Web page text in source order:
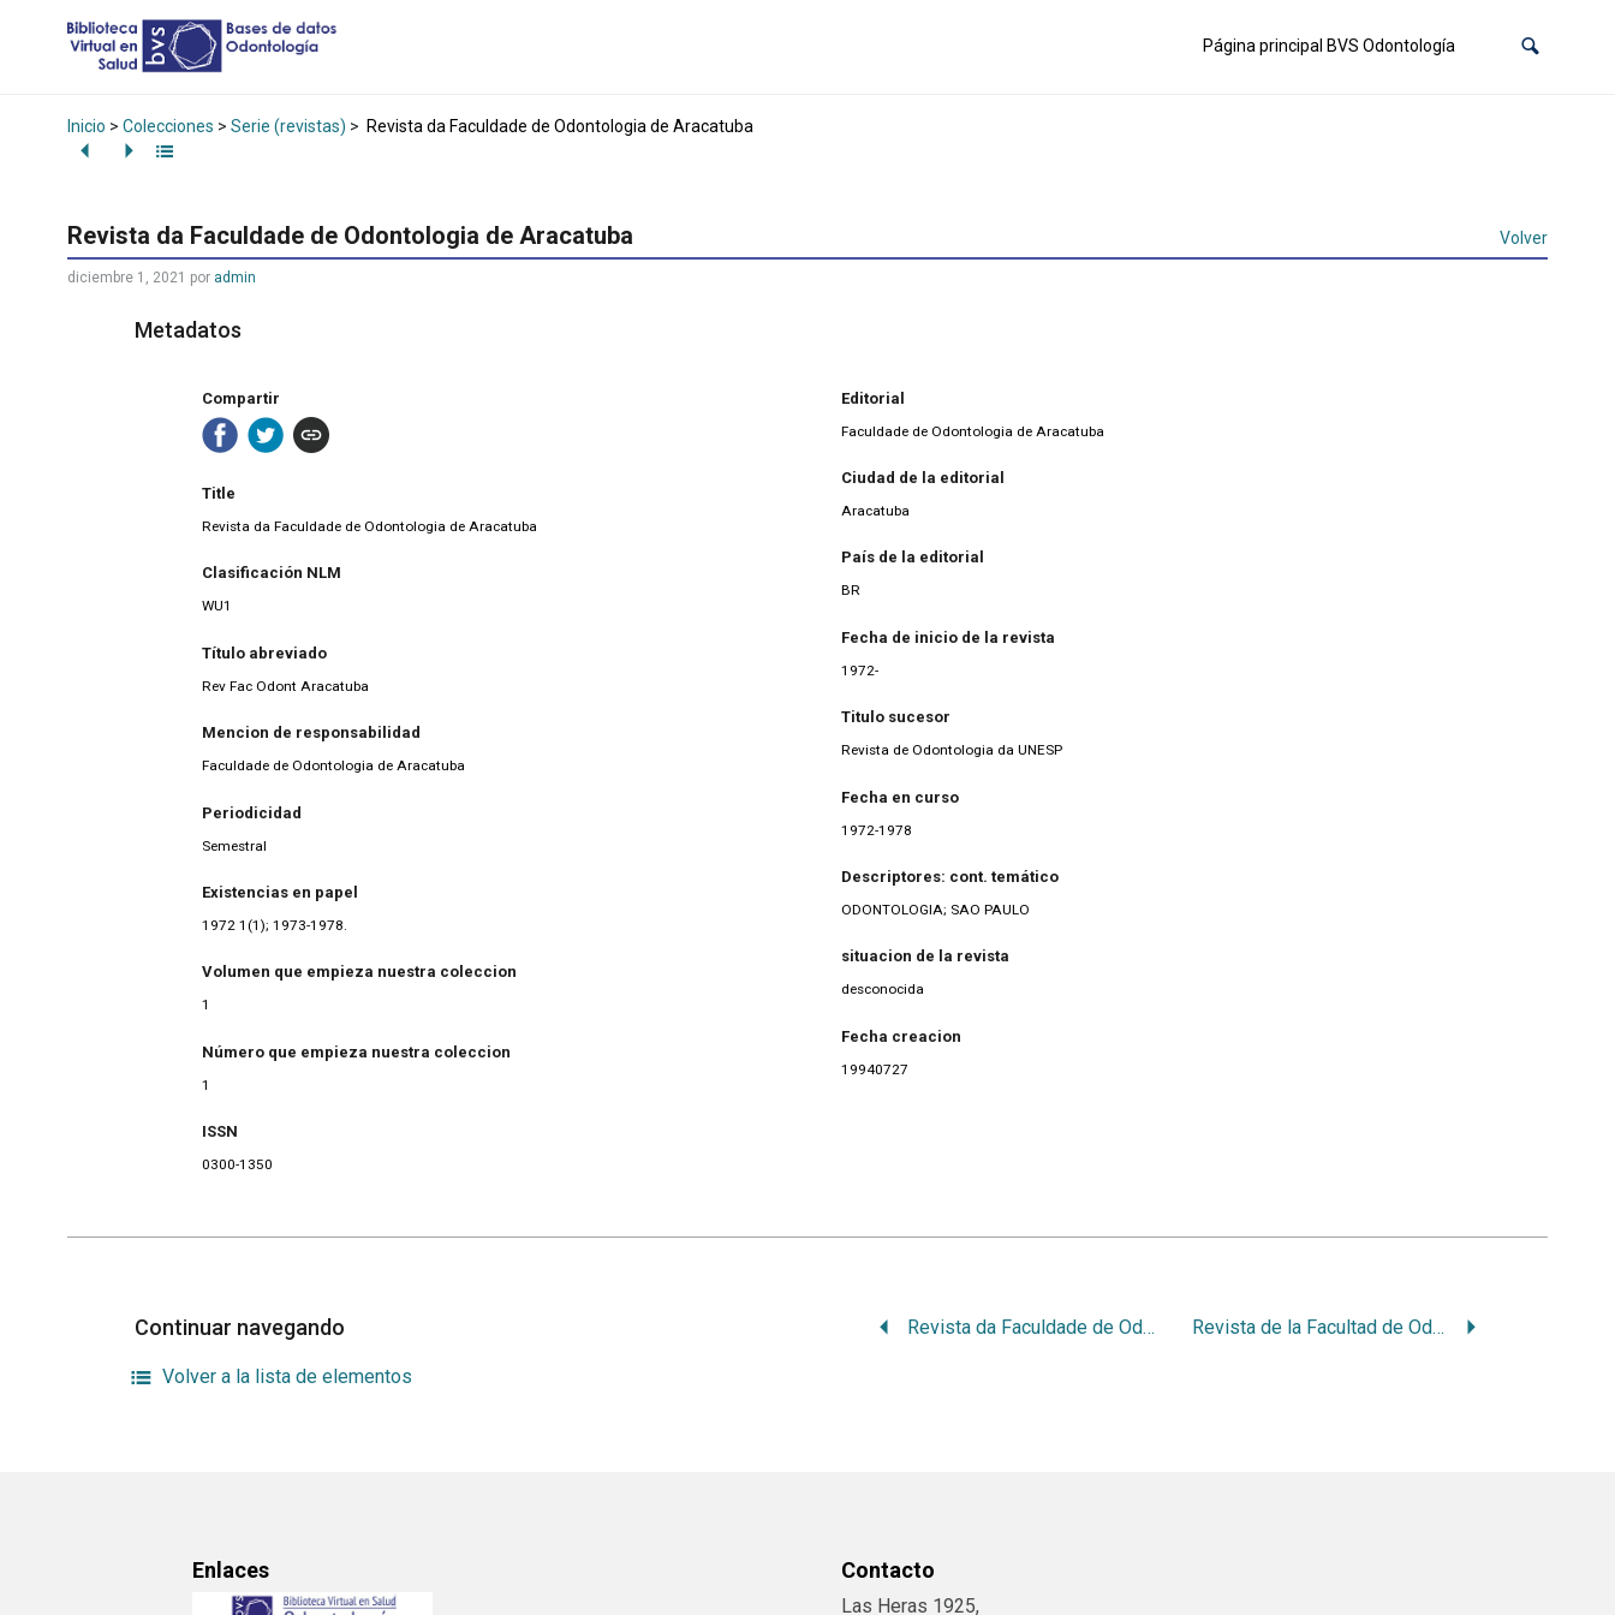
Página principal BVS Odontología
Inicio > Colecciones > Serie (revistas) > Revista da Faculdade de Odontologia de Aracatuba
Revista da Faculdade de Odontologia de Aracatuba Volver
diciembre 1, 2021 por admin
Metadatos
Compartir
Title
Revista da Faculdade de Odontologia de Aracatuba
Clasificación NLM
WU1
Título abreviado
Rev Fac Odont Aracatuba
Mencion de responsabilidad
Faculdade de Odontologia de Aracatuba
Periodicidad
Semestral
Existencias en papel
1972 1(1); 1973-1978.
Volumen que empieza nuestra coleccion
1
Número que empieza nuestra coleccion
1
ISSN
0300-1350
Editorial
Faculdade de Odontologia de Aracatuba
Ciudad de la editorial
Aracatuba
País de la editorial
BR
Fecha de inicio de la revista
1972-
Titulo sucesor
Revista de Odontologia da UNESP
Fecha en curso
1972-1978
Descriptores: cont. temático
ODONTOLOGIA; SAO PAULO
situacion de la revista
desconocida
Fecha creacion
19940727
Continuar navegando Revista da Faculdade de Odontologia de Riberao Preto Revista de la Facultad de Odontología de la Universidad de Buenos Aires
Volver a la lista de elementos
Enlaces Contacto
Las Heras 1925,